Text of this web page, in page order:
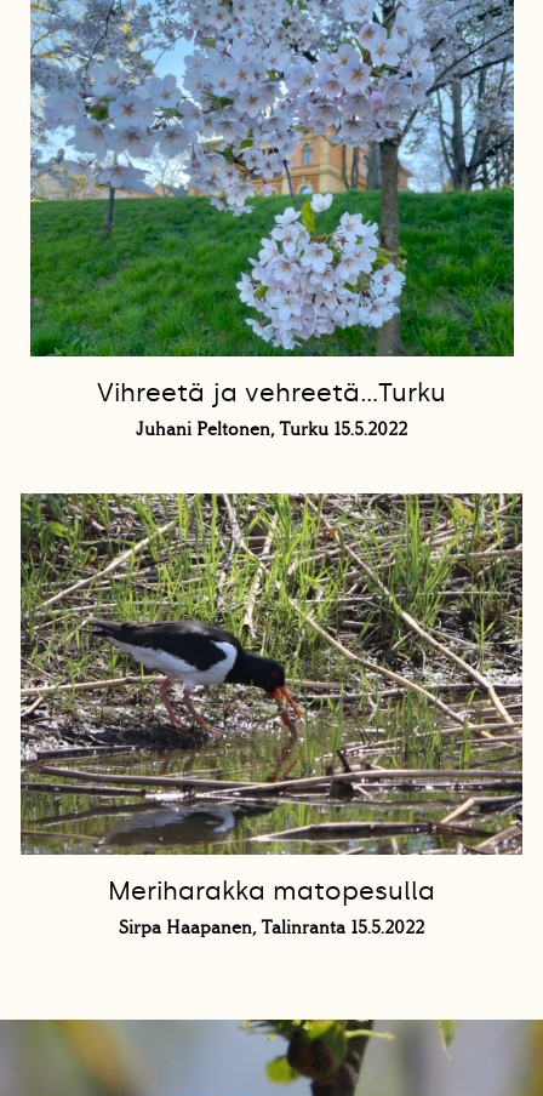
Vihreetä ja vehreetä…Turku
Juhani Peltonen, Turku 15.5.2022
Meriharakka matopesulla
Sirpa Haapanen, Talinranta 15.5.2022